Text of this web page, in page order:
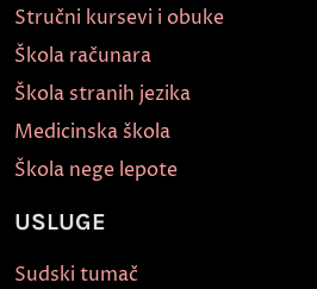
Stručni kursevi i obuke
Škola računara
Škola stranih jezika
Medicinska škola
Škola nege lepote
USLUGE
Sudski tumač